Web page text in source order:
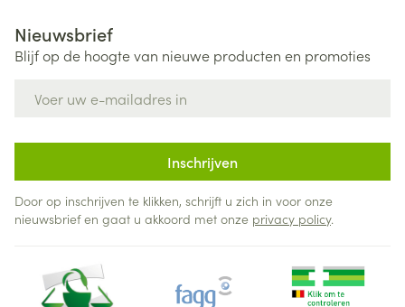
Nieuwsbrief
Blijf op de hoogte van nieuwe producten en promoties
Inschrijven
Door op inschrijven te klikken, schrijft u zich in voor onze
nieuwsbrief en gaat u akkoord met onze privacy policy.